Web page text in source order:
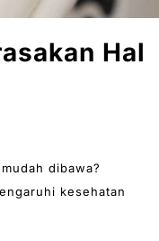
Hal
dibawa?
kesehatan